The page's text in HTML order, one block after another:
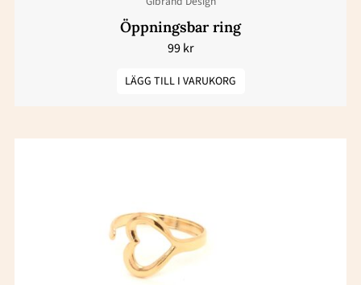
Öppningsbar ring
99kr
LÄGG TILL I VARUKORG
har
flera